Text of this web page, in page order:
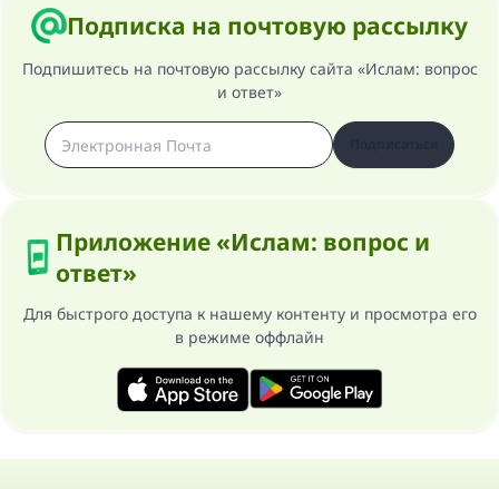
Подписка на почтовую рассылку
Подпишитесь на почтовую рассылку сайта «Ислам: вопрос
и ответ»
Приложение «Ислам: вопрос и
ответ»
Для быстрого доступа к нашему контенту и просмотра его
в режиме оффлайн